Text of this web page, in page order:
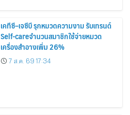
เคทีซี–เจซีบี รุกหมวดความงาม รับเทรนด์
Self-careจำนวนสมาชิกใช้จ่ายหมวด
เครื่องสำอางเพิ่ม 26%
7 ส.ค. 69 17:34